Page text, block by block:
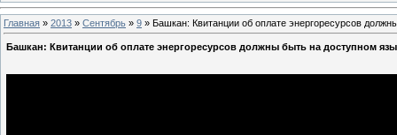
Главная » 2013 » Сентябрь » 9 » Башкан: Квитанции об оплате энергоресурсов
Башкан: Квитанции об оплате энергоресурсов должны быть на доступном